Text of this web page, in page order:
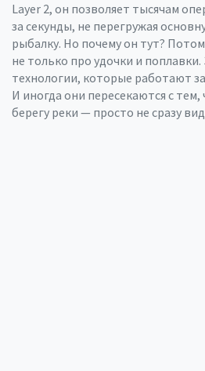
Layer 2, он позволяет тысячам
за секунды, не перегружая
рыбалку. Но почему он тут?
не только про удочки и
технологии, которые работают
И иногда они пересекаются с
берегу реки — просто не сразу